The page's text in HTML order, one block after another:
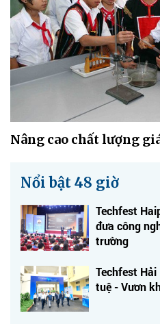
Nâng cao chất lượng
Nổi bật 48 giờ
Techfest
đưa công
trường
Techfest
tuệ - Vươn